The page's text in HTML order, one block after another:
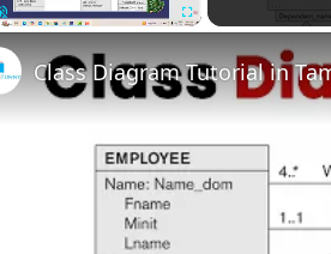
Unmute Fullscreen
Class Diagram Tutorial in